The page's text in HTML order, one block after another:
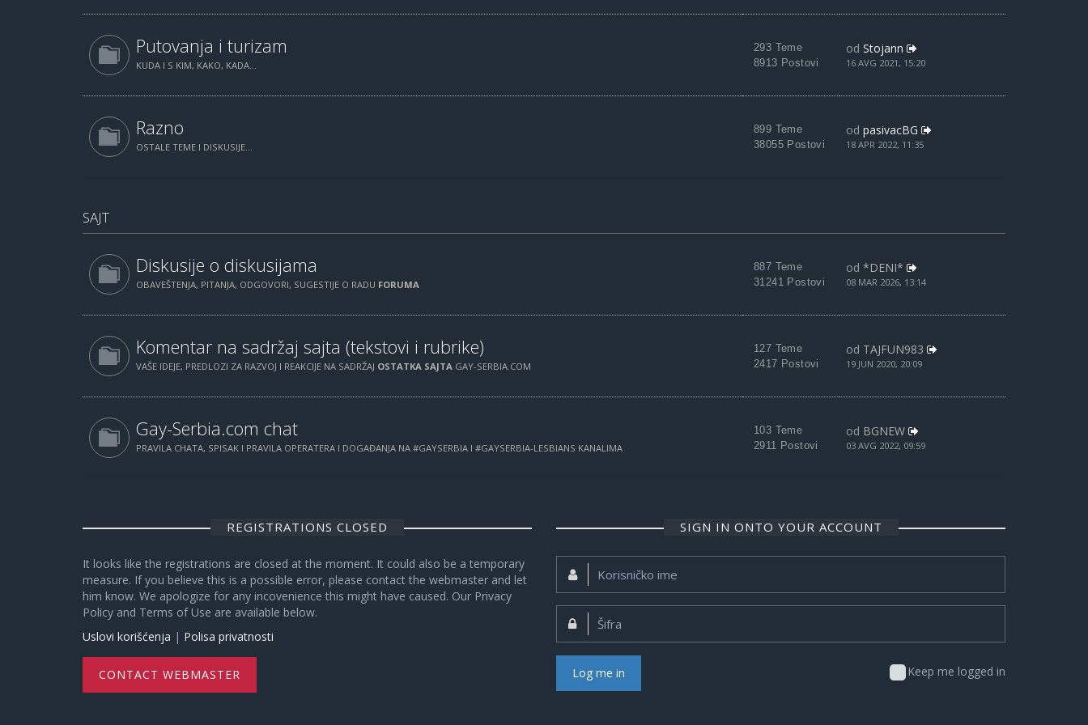
Putovanja i turizam
KUDA I S KIM, KAKO, KADA...
293 Teme
8913 Postovi
od Stojann
16 AVG 2021, 15:20
Razno
OSTALE TEME I DISKUSIJE...
899 Teme
38055 Postovi
od pasivacBG
18 APR 2022, 11:35
SAJT
Diskusije o diskusijama
OBAVEŠTENJA, PITANJA, ODGOVORI, SUGESTIJE O RADU FORUMA
887 Teme
31241 Postovi
od *DENI*
08 MAR 2026, 13:14
Komentar na sadržaj sajta (tekstovi i rubrike)
VAŠE IDEJE, PREDLOZI ZA RAZVOJ I REAKCIJE NA SADRŽAJ OSTATKA SAJTA GAY-SERBIA.COM
127 Teme
2417 Postovi
od TAJFUN983
19 JUN 2020, 20:09
Gay-Serbia.com chat
PRAVILA CHATA, SPISAK I PRAVILA OPERATERA I DOGAĐANJA NA #GAYSERBIA I #GAYSERBIA-LESBIANS KANALIMA
103 Teme
2911 Postovi
od BGNEW
03 AVG 2022, 09:59
REGISTRATIONS CLOSED
It looks like the registrations are closed at the moment. It could also be a temporary
measure. If you believe this is a possible error, please contact the webmaster and let
him know. We apologize for any incovenience this might have caused. Our Privacy
Policy and Terms of Use are available below.
Uslovi korišćenja | Polisa privatnosti
CONTACT WEBMASTER
SIGN IN ONTO YOUR ACCOUNT
Korisničko
Šifra:
Keep me logged in
Log me in